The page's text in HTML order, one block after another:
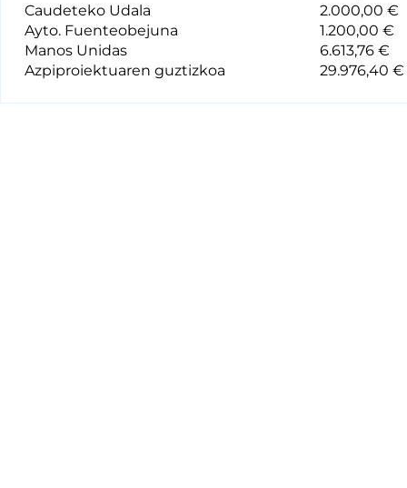
Caudeteko Udala
2.000,00 €
Ayto. Fuenteobejuna
1.200,00 €
Manos Unidas
6.613,76 €
Azpiproiektuaren guztizkoa
29.976,40 €